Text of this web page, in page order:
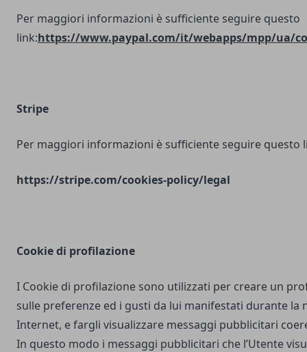
Per maggiori informazioni è sufficiente seguire questo
link:https://www.paypal.com/it/webapps/mpp/ua/
Stripe
Per maggiori informazioni è sufficiente seguire questo
https://stripe.com/cookies-policy/legal
Cookie di profilazione
I Cookie di profilazione sono utilizzati per creare un
sulle preferenze ed i gusti da lui manifestati durante la
Internet, e fargli visualizzare messaggi pubblicitari
In questo modo i messaggi pubblicitari che l’Utente